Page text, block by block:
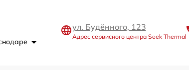
ул. Будённого, 123
Адрес сервисного центра Seek Thermal